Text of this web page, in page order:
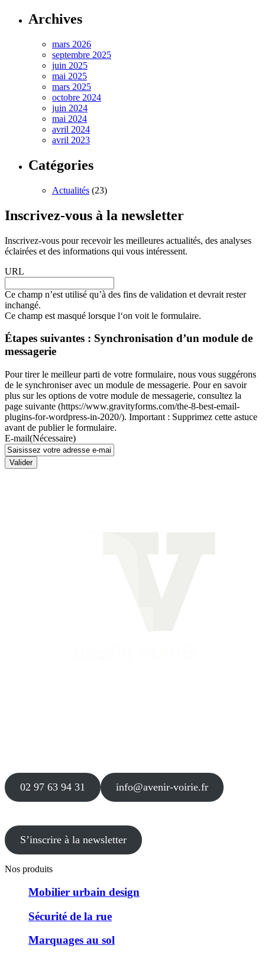
Archives
mars 2026
septembre 2025
juin 2025
mai 2025
mars 2025
octobre 2024
juin 2024
mai 2024
avril 2024
avril 2023
Catégories
Actualités (23)
Inscrivez-vous à la newsletter
Inscrivez-vous pour recevoir les meilleures actualités, des analyses
éclairées et des informations qui vous intéressent.
URL
Ce champ n’est utilisé qu’à des fins de validation et devrait rester
inchangé.
Ce champ est masqué lorsque l‘on voit le formulaire.
Étapes suivantes : Synchronisation d’un module de
messagerie
Pour tirer le meilleur parti de votre formulaire, nous vous suggérons
de le synchroniser avec un module de messagerie. Pour en savoir
plus sur les options de votre module de messagerie, consultez la
page suivante (https://www.gravityforms.com/the-8-best-email-
plugins-for-wordpress-in-2020/). Important : Supprimez cette astuce
avant de publier le formulaire.
E-mail(Nécessaire)
Valider
02 97 63 94 31 info@avenir-voirie.fr
S’inscrire à la newsletter
Nos produits
Mobilier urbain design
Sécurité de la rue
Marquages au sol